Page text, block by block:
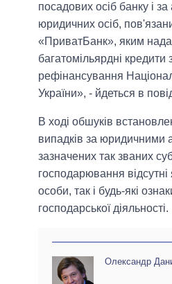
посадових осіб банку і
юридичних осіб,
«ПриватБанк», яким
багатомільярдні кредити
рефінансування
України», - йдеться в
В ході обшуків
випадків за юридичними
зазначених так званих
господарювання відсутні
особи, так і будь-які
господарської діяльності.
Олександр